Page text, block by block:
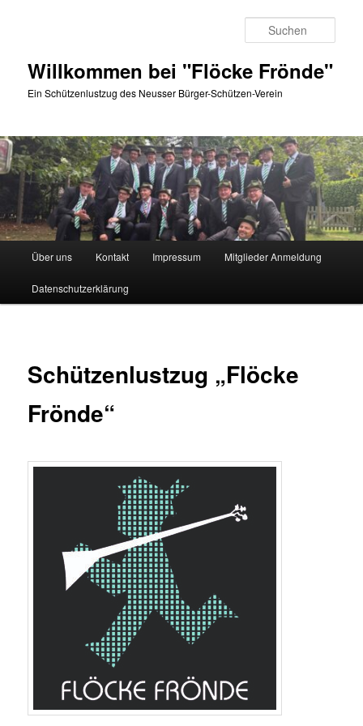
Willkommen bei "Flöcke Frönde"
Ein Schützenlustzug des Neusser Bürger-Schützen-Verein
HauptmenüÜber uns Kontakt Impressum Mitglieder Anmeldung
Datenschutzerklärung
Schützenlustzug „Flöcke
Frönde“